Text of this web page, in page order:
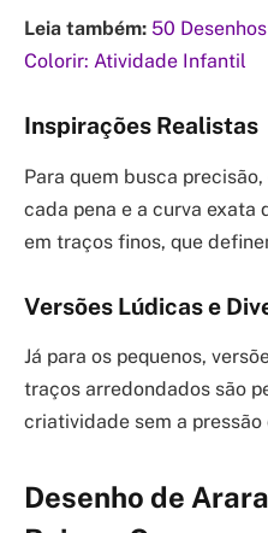
Leia também: 50
Colorir: Atividade Infantil
Inspirações Realistas
Para quem busca
cada pena e a curva exata
em traços finos, que
Versões Lúdicas e
Já para os pequenos,
traços arredondados são
criatividade sem a pressão
Desenho de